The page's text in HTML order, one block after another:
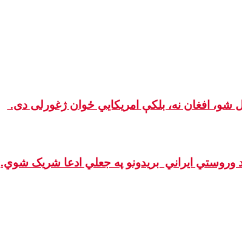
شو، افغان نه، بلکې امریکایي ځوان ژغورلی دی.
وروستي ایراني بريدونو په جعلي ادعا شریک شوي.